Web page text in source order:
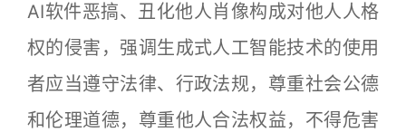
AI软件恶搞、丑化他人肖像构成对他人人格
权的侵害，强调生成式人工智能技术的使用
者应当遵守法律、行政法规，尊重社会公德
和伦理道德，尊重他人合法权益，不得危害